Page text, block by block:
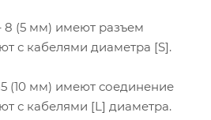
8 (5 мм) имеют разъем
с кабелями диаметра [S].
(10 мм) имеют соединение
с кабелями [L] диаметра.